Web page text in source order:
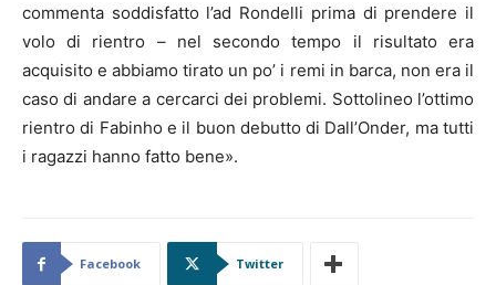
commenta soddisfatto l’ad Rondelli prima di prendere il
volo di rientro – nel secondo tempo il risultato era
acquisito e abbiamo tirato un po’ i remi in barca, non era il
caso di andare a cercarci dei problemi. Sottolineo l’ottimo
rientro di Fabinho e il buon debutto di Dall’Onder, ma tutti
i ragazzi hanno fatto bene».
Facebook Twitter